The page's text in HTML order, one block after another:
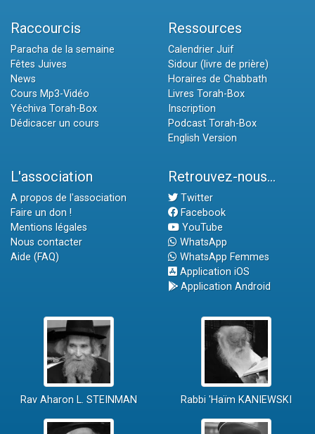
Raccourcis
Paracha de la semaine
Fêtes Juives
News
Cours Mp3-Vidéo
Yéchiva Torah-Box
Dédicacer un cours
Ressources
Calendrier Juif
Sidour (livre de prière)
Horaires de Chabbath
Livres Torah-Box
Inscription
Podcast Torah-Box
English Version
L'association
A propos de l'association
Faire un don !
Mentions légales
Nous contacter
Aide (FAQ)
Retrouvez-nous...
Twitter
Facebook
YouTube
WhatsApp
WhatsApp Femmes
Application iOS
Application Android
Rav Aharon L. STEINMAN Rabbi 'Haïm KANIEWSKI